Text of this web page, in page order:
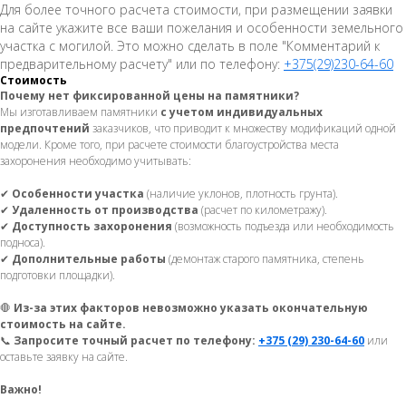
Для более точного расчета стоимости, при размещении заявки
на сайте укажите все ваши пожелания и особенности земельного
участка с могилой. Это можно сделать в поле "Комментарий к
предварительному расчету" или по телефону: +375(29)230-64-60
Стоимость
Почему нет фиксированной цены на памятники?
Мы изготавливаем памятники с учетом индивидуальных
предпочтений заказчиков, что приводит к множеству модификаций одной
модели. Кроме того, при расчете стоимости благоустройства места
захоронения необходимо учитывать:
✔ Особенности участка (наличие уклонов, плотность грунта).
✔ Удаленность от производства (расчет по километражу).
✔ Доступность захоронения (возможность подъезда или необходимость
подноса).
✔ Дополнительные работы (демонтаж старого памятника, степень
подготовки площадки).
🛑 Из-за этих факторов невозможно указать окончательную
стоимость на сайте.
📞 Запросите точный расчет по телефону: +375 (29) 230-64-60 или
оставьте заявку на сайте.
Важно!